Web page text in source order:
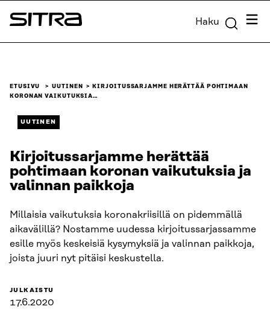
Siirry
suoraan
Sitra Haku
ETUSIVU UUTINEN
KIRJOITUSSARJAMME HERÄTTÄÄ POHTIMAAN
KORONAN VAIKUTUKSIA…
UUTINEN
Kirjoitussarjamme herättää
pohtimaan koronan vaikutuksia ja
valinnan paikkoja
Millaisia vaikutuksia koronakriisillä on pidemmällä
aikavälillä? Nostamme uudessa kirjoitussarjassamme
esille myös keskeisiä kysymyksiä ja valinnan paikkoja,
joista juuri nyt pitäisi keskustella.
JULKAISTU
17.6.2020